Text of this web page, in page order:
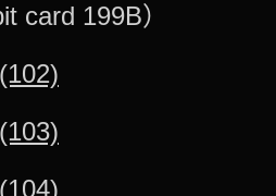
card 199B）